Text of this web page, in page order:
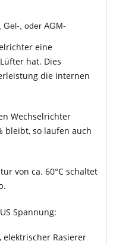
Gel-, oder AGM-
eine
hat. Dies
die internen
Wechselrichter
bleibt, so laufen auch
von ca. 60°C schaltet
Spannung:
elektrischer Rasierer